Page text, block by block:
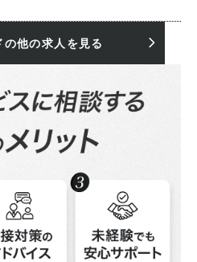
の他の求人を見る